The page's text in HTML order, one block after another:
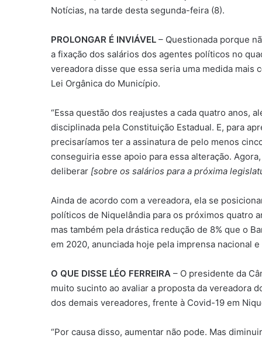
Notícias, na tarde desta segunda-feira (8).
PROLONGAR É INVIÁVEL – Questionada porque
a fixação dos salários dos agentes políticos no
vereadora disse que essa seria uma medida mais
Lei Orgânica do Município.
“Essa questão dos reajustes a cada quatro anos,
disciplinada pela Constituição Estadual. E, para
precisaríamos ter a assinatura de pelo menos
conseguiria esse apoio para essa alteração.
deliberar [sobre os salários para a próxima
Ainda de acordo com a vereadora, ela se
políticos de Niquelândia para os próximos quatro
mas também pela drástica redução de 8% que o
em 2020, anunciada hoje pela imprensa nacional
O QUE DISSE LÉO FERREIRA – O presidente da
muito sucinto ao avaliar a proposta da vereadora
dos demais vereadores, frente à Covid-19 em
“Por causa disso, aumentar não pode. Mas